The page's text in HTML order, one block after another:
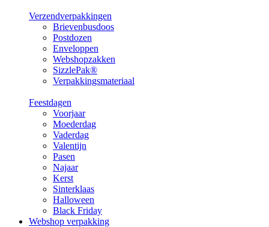
Verzendverpakkingen
Brievenbusdoos
Postdozen
Enveloppen
Webshopzakken
SizzlePak®
Verpakkingsmateriaal
Feestdagen
Voorjaar
Moederdag
Vaderdag
Valentijn
Pasen
Najaar
Kerst
Sinterklaas
Halloween
Black Friday
Webshop verpakking